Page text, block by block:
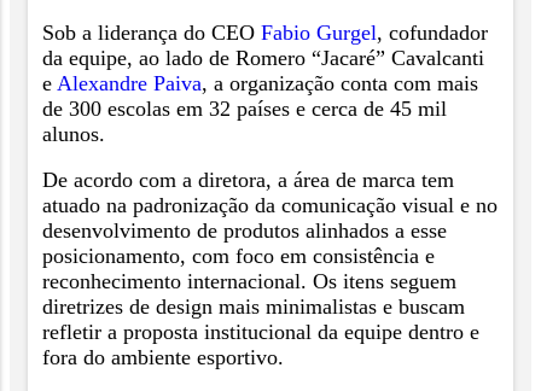
Sob a liderança do CEO Fabio Gurgel, cofundador
da equipe, ao lado de Romero “Jacaré” Cavalcanti
e Alexandre Paiva, a organização conta com mais
de 300 escolas em 32 países e cerca de 45 mil
alunos.
De acordo com a diretora, a área de marca tem
atuado na padronização da comunicação visual e no
desenvolvimento de produtos alinhados a esse
posicionamento, com foco em consistência e
reconhecimento internacional. Os itens seguem
diretrizes de design mais minimalistas e buscam
refletir a proposta institucional da equipe dentro e
fora do ambiente esportivo.